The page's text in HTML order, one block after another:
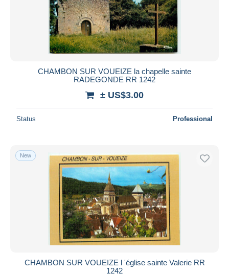
CHAMBON SUR VOUEIZE la chapelle sainte
RADEGONDE RR 1242
± US$3.00
Status Professional
New
CHAMBON SUR VOUEIZE l 'église sainte Valerie RR
1242